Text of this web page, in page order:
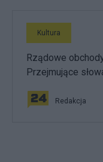
Kultura
Rządowe
Przejmujące
Redakcja